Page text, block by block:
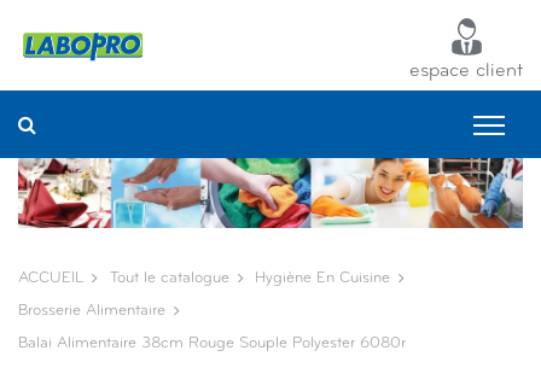
espace client
ACCUEIL Tout le catalogue Hygiène En Cuisine
Brosserie Alimentaire
Balai Alimentaire 38cm Rouge Souple Polyester 6080r